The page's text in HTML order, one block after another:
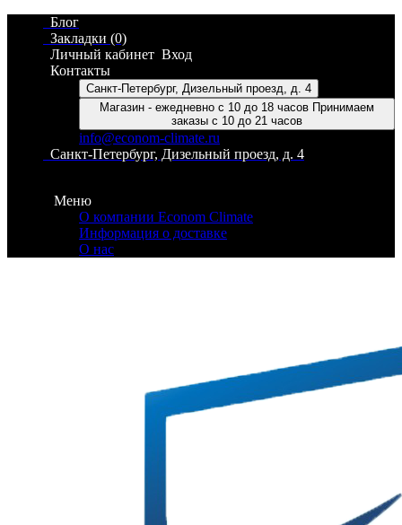
Блог
Закладки (0)
Личный кабинет Вход
Контакты
Санкт-Петербург, Дизельный проезд, д. 4
Магазин - ежедневно с 10 до 18 часов Принимаем
заказы с 10 до 21 часов
info@econom-climate.ru
Санкт-Петербург, Дизельный проезд, д. 4
Меню
О компании Econom Climate
Информация о доставке
О нас